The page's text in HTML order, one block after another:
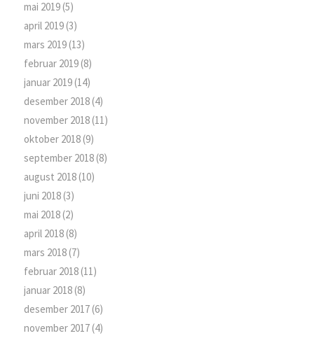
mai 2019(5)
april 2019(3)
mars 2019(13)
februar 2019(8)
januar 2019(14)
desember 2018(4)
november 2018(11)
oktober 2018(9)
september 2018(8)
august 2018(10)
juni 2018(3)
mai 2018(2)
april 2018(8)
mars 2018(7)
februar 2018(11)
januar 2018(8)
desember 2017(6)
november 2017(4)